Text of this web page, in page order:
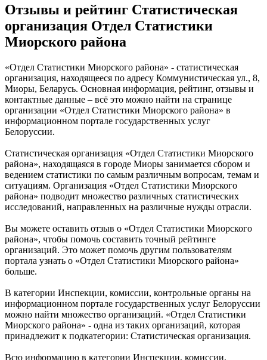
Отзывы и рейтинг Статистическая
организация Отдел Статистики
Миорского района
«Отдел Статистики Миорского района» - статистическая
организация, находящееся по адресу Коммунистическая ул., 8,
Миоры, Беларусь. Основная информация, рейтинг, отзывы и
контактные данные – всё это можно найти на странице
организации «Отдел Статистики Миорского района» в
информационном портале государственных услуг
Белоруссии.
Статистическая организация «Отдел Статистики Миорского
района», находящаяся в городе Миоры занимается сбором и
ведением статистики по самым различным вопросам, темам и
ситуациям. Организация «Отдел Статистики Миорского
района» подводит множество различных статистических
исследований, направленных на различные нужды отрасли.
Вы можете оставить отзыв о «Отдел Статистики Миорского
района», чтобы помочь составить точный рейтинге
организаций. Это может помочь другим пользователям
портала узнать о «Отдел Статистики Миорского района»
больше.
В категории Инспекции, комиссии, контрольные органы на
информационном портале государственных услуг Белоруссии
можно найти множество организаций. «Отдел Статистики
Миорского района» - одна из таких организаций, которая
принадлежит к подкатегории: Статистическая организация.
Всю информацию в категории Инспекции, комиссии,